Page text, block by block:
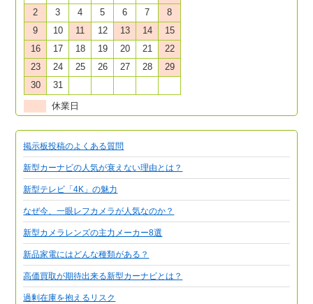
2
3 4 5 6 7
8
9
10 11 12 13 14
15
16
17 18 19 20 21
22
23
24 25 26 27 28
29
30
31
休業日
掲示板投稿のよくある質問
新型カーナビの人気が衰えない理由とは？
新型テレビ「4K」の魅力
なぜ今、一眼レフカメラが人気なのか？
新型カメラレンズの主力メーカー8選
新品家電にはどんな種類がある？
高価買取が期待出来る新型カーナビとは？
過剰在庫を抱えるリスク